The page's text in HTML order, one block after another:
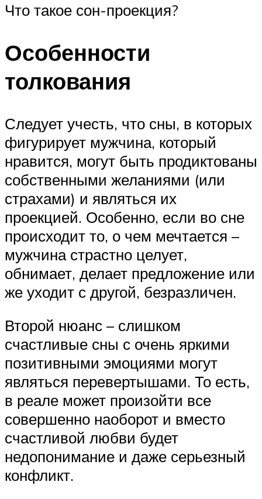
Что такое сон-проекция?
Особенности
толкования
Следует учесть, что сны, в которых
фигурирует мужчина, который
нравится, могут быть продиктованы
собственными желаниями (или
страхами) и являться их
проекцией. Особенно, если во сне
происходит то, о чем мечтается –
мужчина страстно целует,
обнимает, делает предложение или
же уходит с другой, безразличен.
Второй нюанс – слишком
счастливые сны с очень яркими
позитивными эмоциями могут
являться перевертышами. То есть,
в реале может произойти все
совершенно наоборот и вместо
счастливой любви будет
недопонимание и даже серьезный
конфликт.